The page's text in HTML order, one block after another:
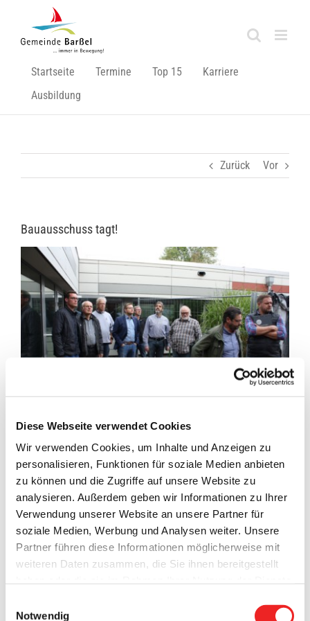
Diese Webseite verwendet Cookies
Wir verwenden Cookies, um Inhalte und Anzeigen zu
personalisieren, Funktionen für soziale Medien anbieten
zu können und die Zugriffe auf unsere Website zu
analysieren. Außerdem geben wir Informationen zu Ihrer
Verwendung unserer Website an unsere Partner für
soziale Medien, Werbung und Analysen weiter. Unsere
Partner führen diese Informationen möglicherweise mit
weiteren Daten zusammen, die Sie ihnen bereitgestellt
werden auch bei der Auswahl von
gesetzt.
Notwendig
springen
Startseite Termine Top 15
Karriere
Ausbildung
Zurück Vor
Bauausschuss tagt!
Zeige
grösseres
Bild
Zurersten SitzungdesBauausschussesfür dieSanierung
der Dreifeldsporthalle am Schulzentrumhatte die
Gemeinde Barßel am heutigen Freitagvormittag die
Mitglieder dieses Gremiums zu einem „Vor-Ort-Termin“
eingeladen.
Benannt sind für den Bauausschuss Vertreter aller
Fraktionen und Gruppen im Rat, des Schulzentrums, vom
Sportverein, des neu gebildeten Behindertenbeirates und